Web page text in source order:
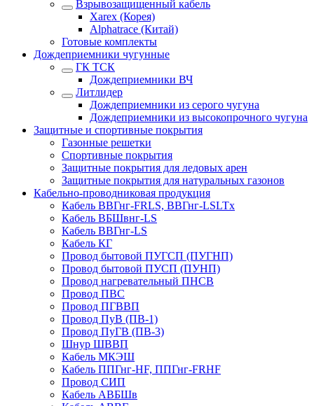
Взрывозащищенный кабель
Xarex (Корея)
Alphatrace (Китай)
Готовые комплекты
Дождеприемники чугунные
ГК ТСК
Дождеприемники ВЧ
Литлидер
Дождеприемники из серого чугуна
Дождеприемники из высокопрочного чугуна
Защитные и спортивные покрытия
Газонные решетки
Спортивные покрытия
Защитные покрытия для ледовых арен
Защитные покрытия для натуральных газонов
Кабельно-проводниковая продукция
Кабель ВВГнг-FRLS, ВВГнг-LSLTx
Кабель ВБШвнг-LS
Кабель ВВГнг-LS
Кабель КГ
Провод бытовой ПУГСП (ПУГНП)
Провод бытовой ПУСП (ПУНП)
Провод нагревательный ПНСВ
Провод ПВС
Провод ПГВВП
Провод ПуВ (ПВ-1)
Провод ПуГВ (ПВ-3)
Шнур ШВВП
Кабель МКЭШ
Кабель ППГнг-HF, ППГнг-FRHF
Провод СИП
Кабель АВБШв